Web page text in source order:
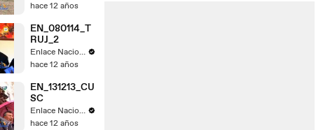
hace 12 años
EN_080114_T
RUJ_2
Enlace Nacional
hace 12 años
EN_131213_CU
SC
Enlace Nacional
hace 12 años